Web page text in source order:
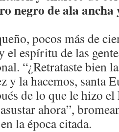
negro de ala
pocos más de
el espíritu de las
“¿Retrataste bien
y la hacemos, santa
de lo que le hizo
ahora”,
la época citada.